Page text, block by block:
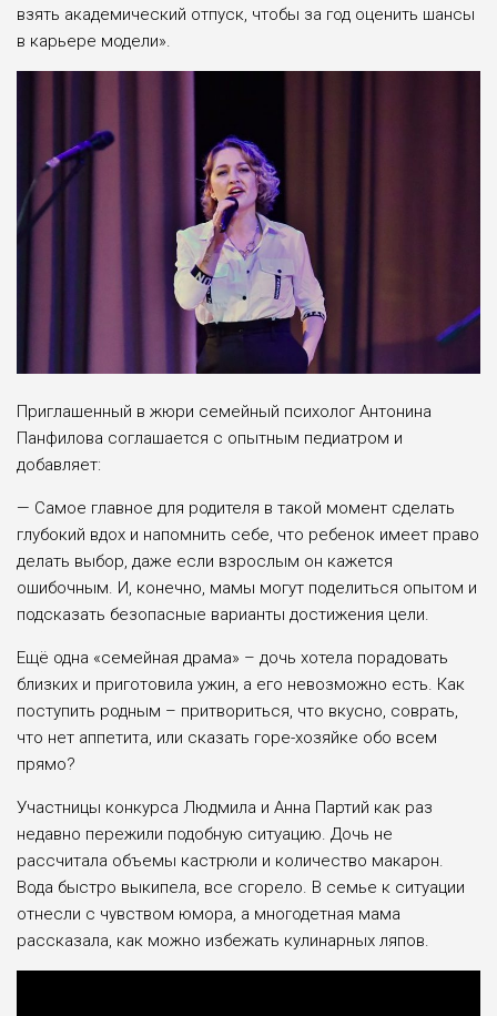
взять академический отпуск, чтобы за год оценить шансы
в карьере модели».
Приглашенный в жюри семейный психолог Антонина
Панфилова соглашается с опытным педиатром и
добавляет:
— Самое главное для родителя в такой момент сделать
глубокий вдох и напомнить себе, что ребенок имеет право
делать выбор, даже если взрослым он кажется
ошибочным. И, конечно, мамы могут поделиться опытом и
подсказать безопасные варианты достижения цели.
Ещё одна «семейная драма» – дочь хотела порадовать
близких и приготовила ужин, а его невозможно есть. Как
поступить родным – притвориться, что вкусно, соврать,
что нет аппетита, или сказать горе-хозяйке обо всем
прямо?
Участницы конкурса Людмила и Анна Партий как раз
недавно пережили подобную ситуацию. Дочь не
рассчитала объемы кастрюли и количество макарон.
Вода быстро выкипела, все сгорело. В семье к ситуации
отнесли с чувством юмора, а многодетная мама
рассказала, как можно избежать кулинарных ляпов.